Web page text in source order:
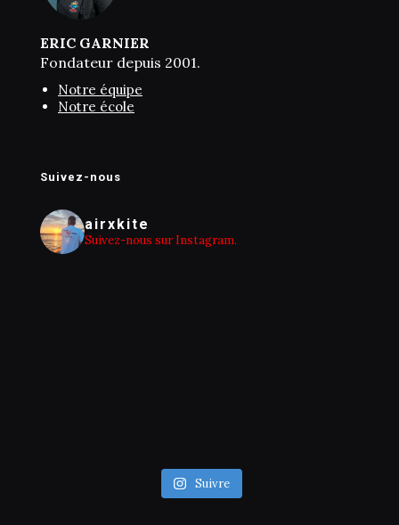
ERIC GARNIER
Fondateur depuis 2001.
Notre équipe
Notre école
Suivez-nous
airxkite
Suivez-nous sur Instagram.
Suivre